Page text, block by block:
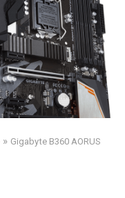
» Gigabyte B360 AORUS